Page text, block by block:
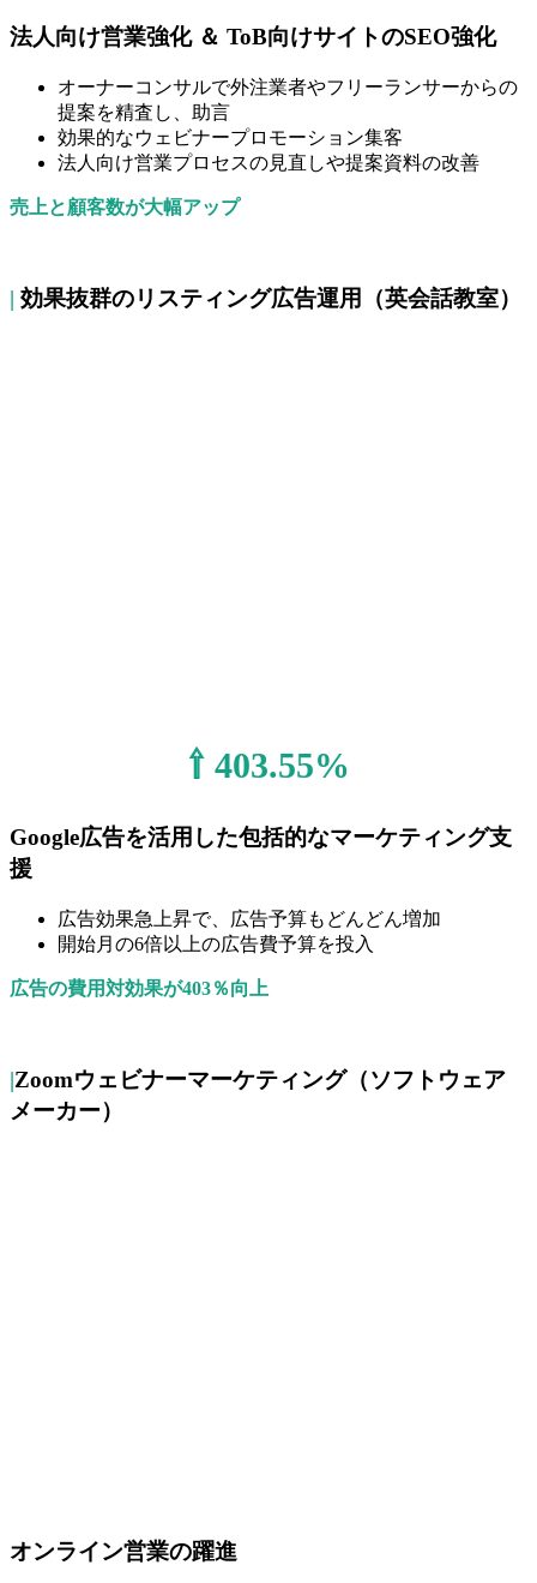
法人向け営業強化 ＆ ToB向けサイトのSEO強化
オーナーコンサルで外注業者やフリーランサーからの
提案を精査し、助言
効果的なウェビナープロモーション集客
法人向け営業プロセスの見直しや提案資料の改善
売上と顧客数が大幅アップ
| 効果抜群のリスティング広告運用（英会話教室）
⇧ 403.55%
Google広告を活用した包括的なマーケティング支
援
広告効果急上昇で、広告予算もどんどん増加
開始月の6倍以上の広告費予算を投入
広告の費用対効果が403％向上
|Zoomウェビナーマーケティング（ソフトウェア
メーカー）
オンライン営業の躍進